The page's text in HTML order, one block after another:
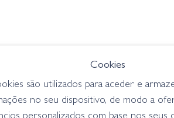
€ 6.50
Zoom Fluke 015-
Cookies
são utilizados para aceder e
no seu dispositivo, de modo a